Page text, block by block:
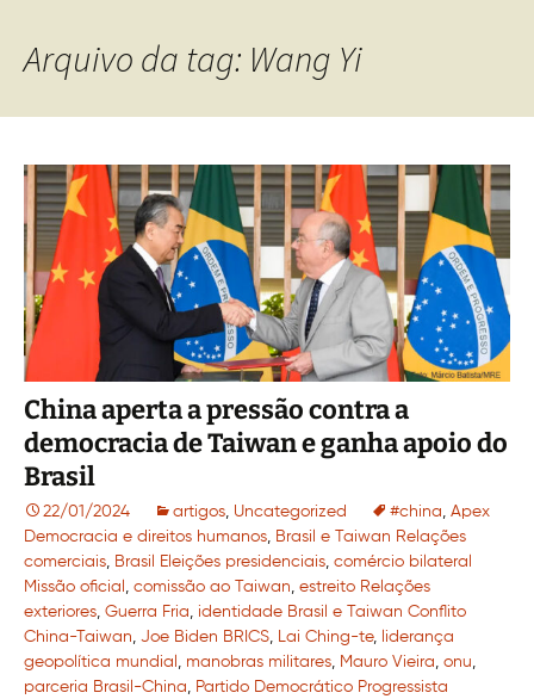
Arquivo da tag: Wang Yi
China aperta a pressão contra a
democracia de Taiwan e ganha apoio do
Brasil
22/01/2024 artigos, Uncategorized #china, Apex
Democracia e direitos humanos, Brasil e Taiwan Relações
comerciais, Brasil Eleições presidenciais, comércio bilateral
Missão oficial , comissão ao Taiwan, estreito Relações
exteriores, Guerra Fria, identidade Brasil e Taiwan Conflito
China-Taiwan, Joe Biden BRICS, Lai Ching-te, liderança
geopolítica mundial , manobras militares, Mauro Vieira, onu,
parceria Brasil-China, Partido Democrático Progressista